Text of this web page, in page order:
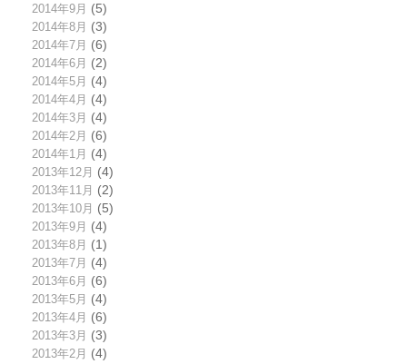
2014年9月 (5)
2014年8月 (3)
2014年7月 (6)
2014年6月 (2)
2014年5月 (4)
2014年4月 (4)
2014年3月 (4)
2014年2月 (6)
2014年1月 (4)
2013年12月 (4)
2013年11月 (2)
2013年10月 (5)
2013年9月 (4)
2013年8月 (1)
2013年7月 (4)
2013年6月 (6)
2013年5月 (4)
2013年4月 (6)
2013年3月 (3)
2013年2月 (4)